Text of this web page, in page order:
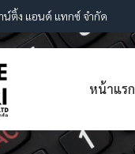
น์ติ้ง แอนด์ แทกซ์ จำกัด
หน้าแรก